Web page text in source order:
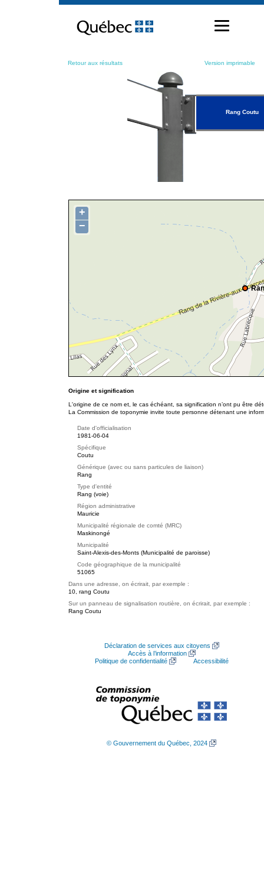
contenu
Retour aux résultats Version imprimable
Rang Coutu
+
−
Origine et signification
L'origine de ce nom et, le cas échéant, sa signification n’ont pu être
La Commission de toponymie invite toute personne détenant une
Date d'officialisation
1981-06-04
Spécifique
Coutu
Générique (avec ou sans particules de liaison)
Rang
Type d'entité
Rang (voie)
Région administrative
Mauricie
Municipalité régionale de comté (MRC)
Maskinongé
Municipalité
Saint-Alexis-des-Monts (Municipalité de paroisse)
Code géographique de la municipalité
51065
Dans une adresse, on écrirait, par exemple :
10, rang Coutu
Sur un panneau de signalisation routière, on écrirait, par exemple :
Rang Coutu
Déclaration de services aux citoyens
Accès à l’information
Politique de confidentialité
Accessibilité
© Gouvernement du Québec, 2024